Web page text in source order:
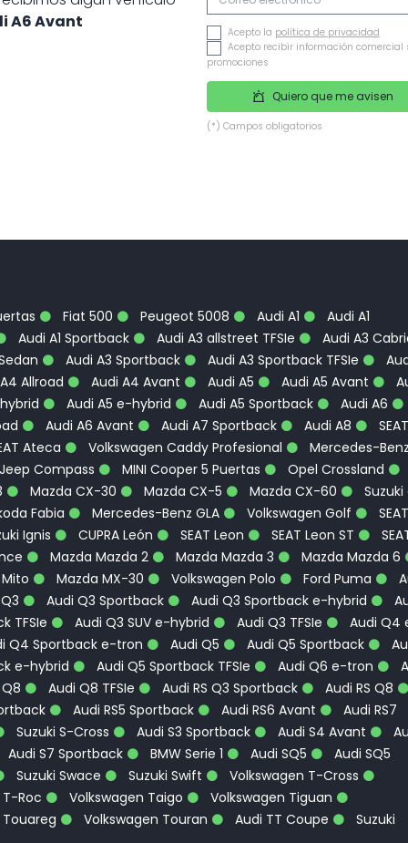
A6 Avant
Acepto la política de privacidad
Acepto recibir información comercial
promociones
Quiero que me avisen
(*) Campos obligatorios
Fiat 500 Peugeot 5008 Audi A1
Audi A1
Audi A1 Sportback Audi A3 allstreet TFSIe
Audi A3
Audi A3 Sportback Audi A3 Sportback TFSIe
Allroad Audi A4 Avant Audi A5 Audi A5 Avant
Audi A5 e-hybrid Audi A5 Sportback
Audi A6
Audi A6 Avant Audi A7 Sportback Audi A8
SEAT
Ateca Volkswagen Caddy Profesional
Mercedes-
Jeep Compass MINI Cooper 5 Puertas
Opel Crossland
Mazda CX-30 Mazda CX-5 Mazda CX-60
Suzuki
Fabia Mercedes-Benz GLA Volkswagen Golf
SEAT
Ignis CUPRA León SEAT Leon SEAT Leon ST
Mazda Mazda 2 Mazda Mazda 3
Mazda Mazda 6
Mazda MX-30 Volkswagen Polo Ford Puma
Audi Q3 Sportback Audi Q3 Sportback e-hybrid
TFSIe
Audi Q3 SUV e-hybrid Audi Q3 TFSIe
Audi Q4
Q4 Sportback e-tron Audi Q5 Audi Q5 Sportback
e-hybrid
Audi Q5 Sportback TFSIe Audi Q6 e-tron
Audi Q8 TFSIe Audi RS Q3 Sportback
Audi RS Q8
Audi RS5 Sportback Audi RS6 Avant
Audi RS7
Suzuki S-Cross Audi S3 Sportback Audi S4 Avant
Audi S7 Sportback BMW Serie 1 Audi SQ5
Audi SQ5
Suzuki Swace Suzuki Swift
Volkswagen T-Cross
Roc
Volkswagen Taigo
Volkswagen Tiguan
Volkswagen Touran Audi TT Coupe
Suzuki